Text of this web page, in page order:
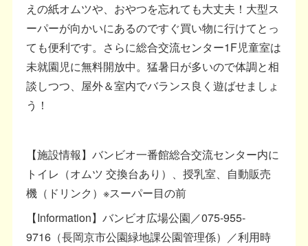
えの紙オムツや、おやつを忘れても大丈夫！大型ス
ーパーが向かいにあるのですぐ買い物に行けてとっ
ても便利です。さらに総合交流センター1F児童室は
未就園児に無料開放中。猛暑日が多いので体調と相
談しつつ、屋外＆室内でバランス良く遊ばせましょ
う！
【施設情報】バンビオ一番館総合交流センター内に
トイレ（オムツ 交換台あり）、授乳室、自動販売
機（ドリンク）※スーパー目の前
【Information】バンビオ広場公園／075-955-
9716（長岡京市公園緑地課公園管理係）／利用時